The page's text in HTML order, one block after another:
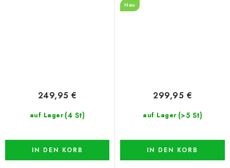
auf Lager (4 St)
249,95 €
IN DEN KORB
Neu
auf Lager (>5 St)
299,95 €
IN DEN KORB